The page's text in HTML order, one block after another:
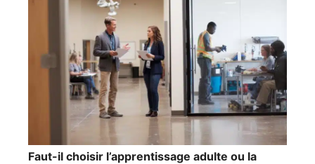
Faut-il choisir l’apprentissage adulte ou la